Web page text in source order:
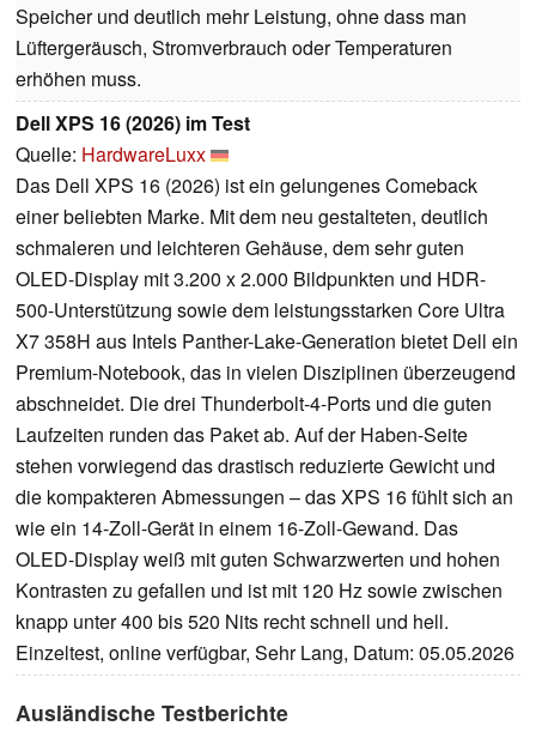
Speicher und deutlich mehr Leistung, ohne dass man
Lüftergeräusch, Stromverbrauch oder Temperaturen
erhöhen muss.
Dell XPS 16 (2026) im Test
Quelle: HardwareLuxx
Das Dell XPS 16 (2026) ist ein gelungenes Comeback
einer beliebten Marke. Mit dem neu gestalteten, deutlich
schmaleren und leichteren Gehäuse, dem sehr guten
OLED-Display mit 3.200 x 2.000 Bildpunkten und HDR-
500-Unterstützung sowie dem leistungsstarken Core Ultra
X7 358H aus Intels Panther-Lake-Generation bietet Dell ein
Premium-Notebook, das in vielen Disziplinen überzeugend
abschneidet. Die drei Thunderbolt-4-Ports und die guten
Laufzeiten runden das Paket ab. Auf der Haben-Seite
stehen vorwiegend das drastisch reduzierte Gewicht und
die kompakteren Abmessungen – das XPS 16 fühlt sich an
wie ein 14-Zoll-Gerät in einem 16-Zoll-Gewand. Das
OLED-Display weiß mit guten Schwarzwerten und hohen
Kontrasten zu gefallen und ist mit 120 Hz sowie zwischen
knapp unter 400 bis 520 Nits recht schnell und hell.
Einzeltest, online verfügbar, Sehr Lang, Datum: 05.05.2026
Ausländische Testberichte